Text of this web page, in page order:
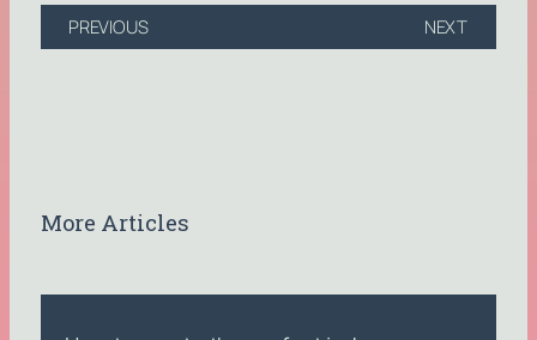
PREVIOUS NEXT
More Articles